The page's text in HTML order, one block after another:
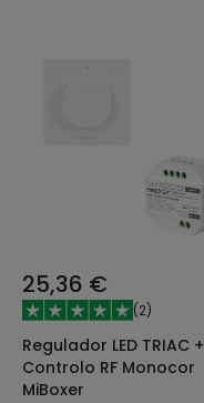
25,36 €
(2)
Regulador LED TRIAC +
Controlo RF Monocor
MiBoxer